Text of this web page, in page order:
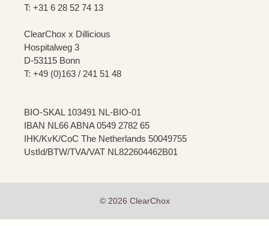
T: +31 6 28 52 74 13
ClearChox x Dillicious
Hospitalweg 3
D-53115 Bonn
T: +49 (0)163 / 241 51 48
BIO-SKAL 103491 NL-BIO-01
IBAN NL66 ABNA 0549 2782 65
IHK/KvK/CoC The Netherlands 50049755
UstId/BTW/TVA/VAT NL822604462B01
© 2026 ClearChox